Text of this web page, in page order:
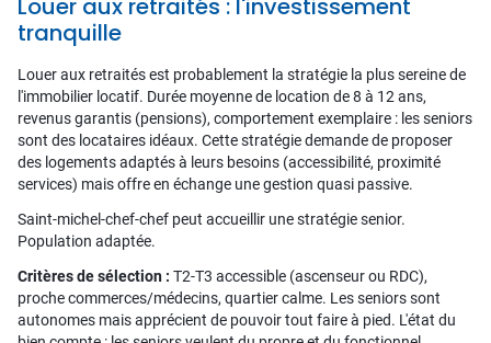
Louer aux retraités : l'investissement
tranquille
Louer aux retraités est probablement la stratégie la plus sereine de
l'immobilier locatif. Durée moyenne de location de 8 à 12 ans,
revenus garantis (pensions), comportement exemplaire : les seniors
sont des locataires idéaux. Cette stratégie demande de proposer
des logements adaptés à leurs besoins (accessibilité, proximité
services) mais offre en échange une gestion quasi passive.
Saint-michel-chef-chef peut accueillir une stratégie senior.
Population adaptée.
Critères de sélection : T2-T3 accessible (ascenseur ou RDC),
proche commerces/médecins, quartier calme. Les seniors sont
autonomes mais apprécient de pouvoir tout faire à pied. L'état du